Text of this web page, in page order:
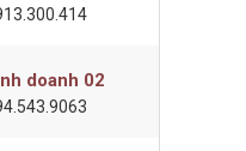
doanh 02